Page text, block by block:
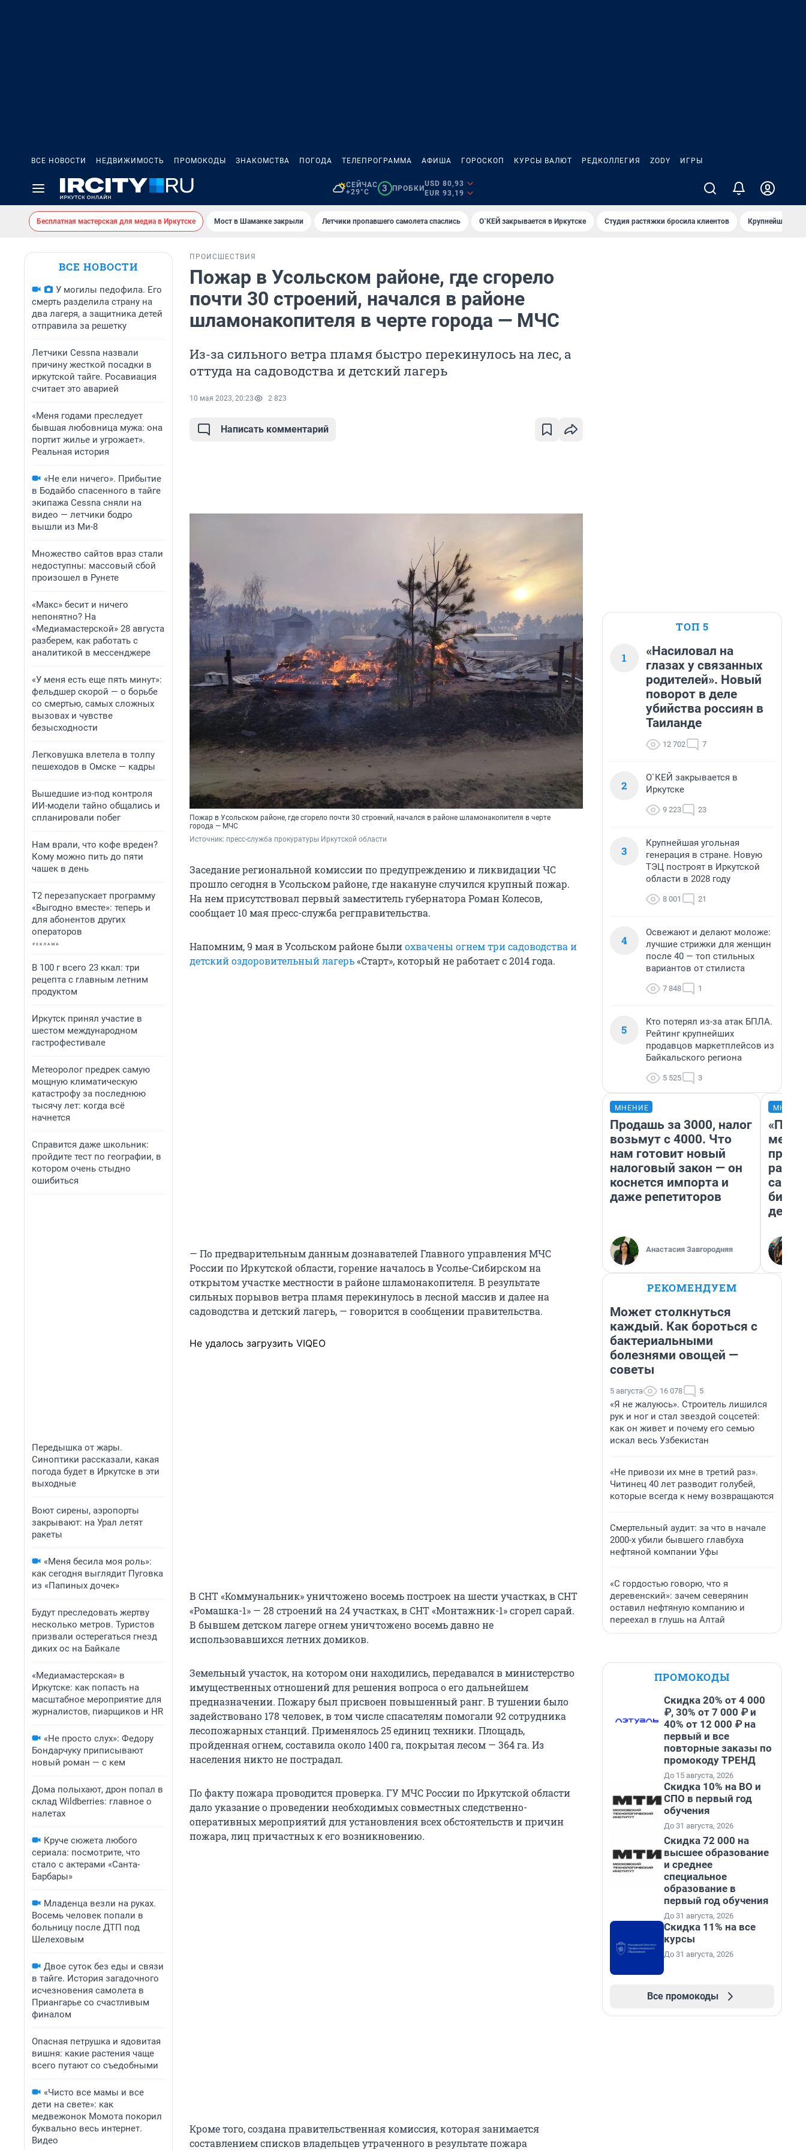
ВСЕ НОВОСТИ НЕДВИЖИМОСТЬ ПРОМОКОДЫ ЗНАКОМСТВА ПОГОДА ТЕЛЕПРОГРАММА АФИША ГОРОСКОП КУРСЫ ВАЛЮТ РЕДКОЛЛЕГИЯ ZODY ИГРЫ
СЕЙЧАС
+29°C
3 ПРОБКИ
USD 80,93
EUR 93,19
Бесплатная мастерская для медиа в Иркутске Мост в Шаманке закрыли Летчики пропавшего самолета спаслись О`КЕЙ закрывается в Иркутске Студия растяжки бросила клиентов Крупнейшие
ВСЕ НОВОСТИ
У могилы педофила. Его
смерть разделила страну на
два лагеря, а защитника детей
отправила за решетку
Летчики Cessna назвали
причину жесткой посадки в
иркутской тайге. Росавиация
считает это аварией
«Меня годами преследует
бывшая любовница мужа: она
портит жилье и угрожает».
Реальная история
«Не ели ничего». Прибытие
в Бодайбо спасенного в тайге
экипажа Cessna сняли на
видео — летчики бодро
вышли из Ми-8
Множество сайтов враз стали
недоступны: массовый сбой
произошел в Рунете
«Макс» бесит и ничего
непонятно? На
«Медиамастерской» 28 августа
разберем, как работать с
аналитикой в мессенджере
«У меня есть еще пять минут»:
фельдшер скорой — о борьбе
со смертью, самых сложных
вызовах и чувстве
безысходности
Легковушка влетела в толпу
пешеходов в Омске — кадры
Вышедшие из-под контроля
ИИ-модели тайно общались и
спланировали побег
Нам врали, что кофе вреден?
Кому можно пить до пяти
чашек в день
Т2 перезапускает программу
«Выгодно вместе»: теперь и
для абонентов других
операторов
В 100 г всего 23 ккал: три
рецепта с главным летним
продуктом
Иркутск принял участие в
шестом международном
гастрофестивале
Метеоролог предрек самую
мощную климатическую
катастрофу за последнюю
тысячу лет: когда всё
начнется
Справится даже школьник:
пройдите тест по географии, в
котором очень стыдно
ошибиться
Передышка от жары.
Синоптики рассказали, какая
погода будет в Иркутске в эти
выходные
Воют сирены, аэропорты
закрывают: на Урал летят
ракеты
«Меня бесила моя роль»:
как сегодня выглядит Пуговка
из «Папиных дочек»
Будут преследовать жертву
несколько метров. Туристов
призвали остерегаться гнезд
диких ос на Байкале
«Медиамастерская» в
Иркутске: как попасть на
масштабное мероприятие для
журналистов, пиарщиков и HR
«Не просто слух»: Федору
Бондарчуку приписывают
новый роман — с кем
Дома полыхают, дрон попал в
склад Wildberries: главное о
налетах
Круче сюжета любого
сериала: посмотрите, что
стало с актерами «Санта-
Барбары»
Младенца везли на руках.
Восемь человек попали в
больницу после ДТП под
Шелеховым
Двое суток без еды и связи
в тайге. История загадочного
исчезновения самолета в
Приангарье со счастливым
финалом
Опасная петрушка и ядовитая
вишня: какие растения чаще
всего путают со съедобными
«Чисто все мамы и все
дети на свете»: как
медвежонок Момота покорил
буквально весь интернет.
Видео
ПРОИСШЕСТВИЯ
Пожар в Усольском районе, где сгорело
почти 30 строений, начался в районе
шламонакопителя в черте города — МЧС
Из-за сильного ветра пламя быстро перекинулось на лес, а
оттуда на садоводства и детский лагерь
10 мая 2023, 20:23 2 823
Написать комментарий
Пожар в Усольском районе, где сгорело почти 30 строений, начался в районе шламонакопителя в черте
города — МЧС
Источник: пресс-служба прокуратуры Иркутской области
Заседание региональной комиссии по предупреждению и ликвидации ЧС
прошло сегодня в Усольском районе, где накануне случился крупный пожар.
На нем присутствовал первый заместитель губернатора Роман Колесов,
сообщает 10 мая пресс-служба регправительства.
Напомним, 9 мая в Усольском районе былиохвачены огнем три садоводства и
детский оздоровительный лагерь«Старт», который не работает с 2014 года.
— По предварительным данным дознавателей Главного управления МЧС
России по Иркутской области, горение началось в Усолье-Сибирском на
открытом участке местности в районе шламонакопителя. В результате
сильных порывов ветра пламя перекинулось в лесной массив и далее на
садоводства и детский лагерь, — говорится в сообщении правительства.
Не удалось загрузить VIQEO
В СНТ «Коммунальник» уничтожено восемь построек на шести участках, в СНТ
«Ромашка-1» — 28 строений на 24 участках, в СНТ «Монтажник-1» сгорел сарай.
В бывшем детском лагере огнем уничтожено восемь давно не
использовавшихся летних домиков.
Земельный участок, на котором они находились, передавался в министерство
имущественных отношений для решения вопроса о его дальнейшем
предназначении. Пожару был присвоен повышенный ранг. В тушении было
задействовано 178 человек, в том числе спасателям помогали 92 сотрудника
лесопожарных станций. Применялось 25 единиц техники. Площадь,
пройденная огнем, составила около 1400 га, покрытая лесом — 364 га. Из
населения никто не пострадал.
По факту пожара проводится проверка. ГУ МЧС России по Иркутской области
дало указание о проведении необходимых совместных следственно-
оперативных мероприятий для установления всех обстоятельств и причин
пожара, лиц причастных к его возникновению.
Кроме того, создана правительственная комиссия, которая занимается
составлением списков владельцев утраченного в результате пожара
ТОП 5
1
«Насиловал на
глазах у связанных
родителей». Новый
поворот в деле
убийства россиян в
Таиланде
12 702 7
2
О`КЕЙ закрывается в
Иркутске
9 223 23
3
Крупнейшая угольная
генерация в стране. Новую
ТЭЦ построят в Иркутской
области в 2028 году
8 001 21
4
Освежают и делают моложе:
лучшие стрижки для женщин
после 40 — топ стильных
вариантов от стилиста
7 848 1
5
Кто потерял из-за атак БПЛА.
Рейтинг крупнейших
продавцов маркетплейсов из
Байкальского региона
5 525 3
МНЕНИЕ
Продашь за 3000, налог
возьмут с 4000. Что
нам готовит новый
налоговый закон — он
коснется импорта и
даже репетиторов
Анастасия Завгородняя
РЕКОМЕНДУЕМ
Может столкнуться
каждый. Как бороться с
бактериальными
болезнями овощей —
советы
5 августа 16 078 5
«Я не жалуюсь». Строитель лишился
рук и ног и стал звездой соцсетей:
как он живет и почему его семью
искал весь Узбекистан
«Не привози их мне в третий раз».
Читинец 40 лет разводит голубей,
которые всегда к нему возвращаются
Смертельный аудит: за что в начале
2000-х убили бывшего главбуха
нефтяной компании Уфы
«С гордостью говорю, что я
деревенский»: зачем северянин
оставил нефтяную компанию и
переехал в глушь на Алтай
ПРОМОКОДЫ
Скидка 20% от 4 000
₽, 30% от 7 000 ₽ и
40% от 12 000 ₽ на
первый и все
повторные заказы по
промокоду ТРЕНД
До 15 августа, 2026
Скидка 10% на ВО и
СПО в первый год
обучения
До 31 августа, 2026
Скидка 72 000 на
высшее образование
и среднее
специальное
образование в
первый год обучения
До 31 августа, 2026
Скидка 11% на все
курсы
До 31 августа, 2026
Все промокоды